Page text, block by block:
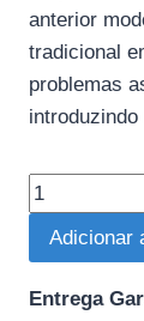
anterior
tradicional
problemas
Carabina
1886
Adicionar
Entrega